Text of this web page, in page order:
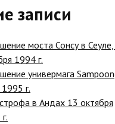
записи
моста Сонсу в
1994 г.
универмага
г.
в Андах 13 октября